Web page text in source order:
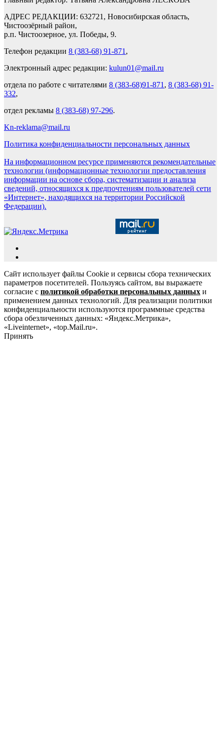
АДРЕС РЕДАКЦИИ: 632721, Новосибирская область,
Чистоозёрный район,
р.п. Чистоозерное, ул. Победы, 9.
Телефон редакции 8 (383-68) 91-871 ,
Электронный адрес редакции: kulun01@mail.ru
отдела по работе с читателями 8 (383-68)91-871 , 8 (383-68) 91-
332,
отдел рекламы 8 (383-68) 97-296.
Kn-reklama@mail.ru
Политика конфиденциальности персональных данных
На информационном ресурсе применяются рекомендательные
технологии (информационные технологии предоставления
информации на основе сбора, систематизации и анализа
сведений, относящихся к предпочтениям пользователей сети
«Интернет», находящихся на территории Российской
Федерации).
Сайт использует файлы Cookie и сервисы сбора технических
параметров посетителей. Пользуясь сайтом, вы выражаете
согласие с политикой обработки персональных данных и
применением данных технологий. Для реализации политики
конфиденциальности используются программные средства
сбора обезличенных данных: «Яндекс.Метрика»,
«Liveinternet», «top.Mail.ru».
Принять